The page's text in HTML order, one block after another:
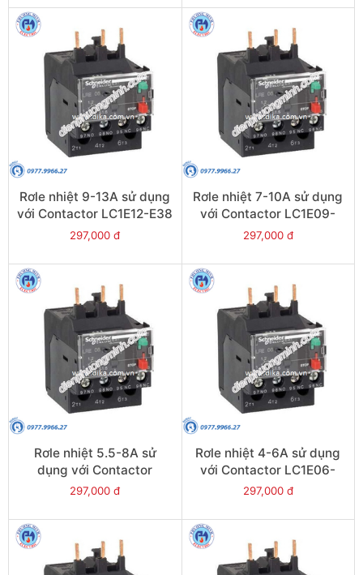
Rơle nhiệt 9-13A sử dụng
với Contactor LC1E12-E38
- Model LRE16
297,000 đ
Rơle nhiệt 7-10A sử dụng
với Contactor LC1E09-
E38 - Model LRE14
297,000 đ
Rơle nhiệt 5.5-8A sử
dụng với Contactor
LC1E09-E38 - Model
297,000 đ
Rơle nhiệt 4-6A sử dụng
với Contactor LC1E06-
E38 - Model LRE10
297,000 đ